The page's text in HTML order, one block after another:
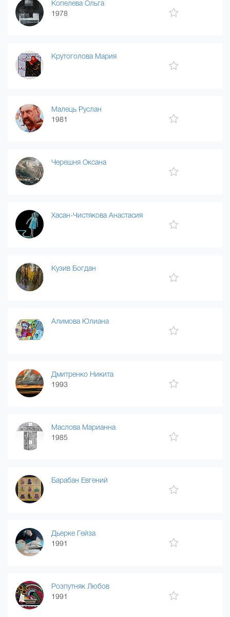
Копелева Ольга
1978
Крутоголова Мария
Малець Руслан
1981
Черешня Оксана
Хасан-Чистякова Анастасия
Кузив Богдан
Алимова Юлиана
Дмитренко Никита
1993
Маслова Марианна
1985
Барабан Евгений
Дьерке Гейза
1991
Розпутняк Любов
1991